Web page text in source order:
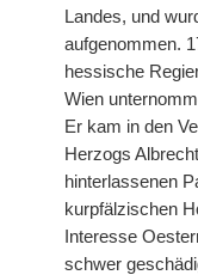
Landes, und
aufgenommen.
hessische
Wien
Er kam in den
Herzogs
hinterlassenen
kurpfälzischen
Interesse
schwer